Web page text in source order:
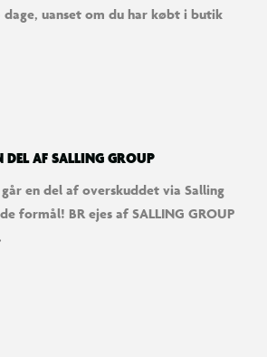
uanset om du har købt i butik
DEL AF SALLING GROUP
en del af overskuddet via Salling
formål! BR ejes af SALLING GROUP